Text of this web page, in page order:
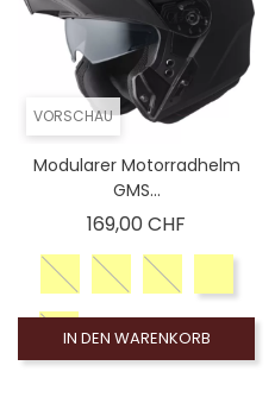
VORSCHAU
Modularer Motorradhelm
GMS...
169,00 CHF
IN DEN WARENKORB